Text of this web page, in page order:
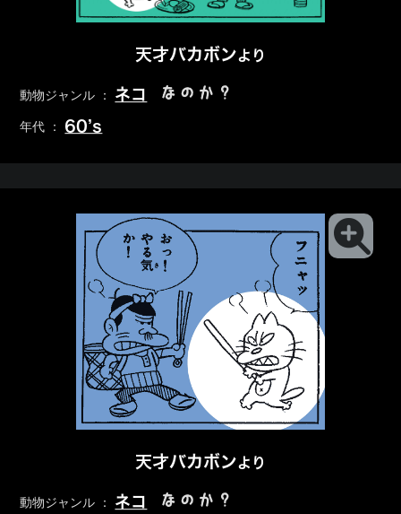
天才バカボンより
動物ジャンル ： ネコ なのか？
年代 ： 60’s
天才バカボンより
動物ジャンル ： ネコ なのか？